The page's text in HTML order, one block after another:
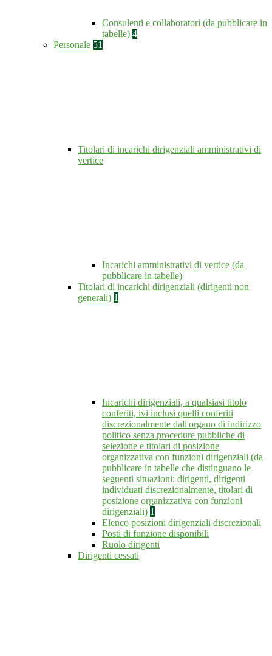
Consulenti e collaboratori (da pubblicare in
tabelle) 4
Personale 51
Titolari di incarichi dirigenziali amministrativi di
vertice
Incarichi amministrativi di vertice (da
pubblicare in tabelle)
Titolari di incarichi dirigenziali (dirigenti non
generali) 1
Incarichi dirigenziali, a qualsiasi titolo
conferiti, ivi inclusi quelli conferiti
discrezionalmente dall'organo di indirizzo
politico senza procedure pubbliche di
selezione e titolari di posizione
organizzativa con funzioni dirigenziali (da
pubblicare in tabelle che distinguano le
seguenti situazioni: dirigenti, dirigenti
individuati discrezionalmente, titolari di
posizione organizzativa con funzioni
dirigenziali) 1
Elenco posizioni dirigenziali discrezionali
Posti di funzione disponibili
Ruolo dirigenti
Dirigenti cessati